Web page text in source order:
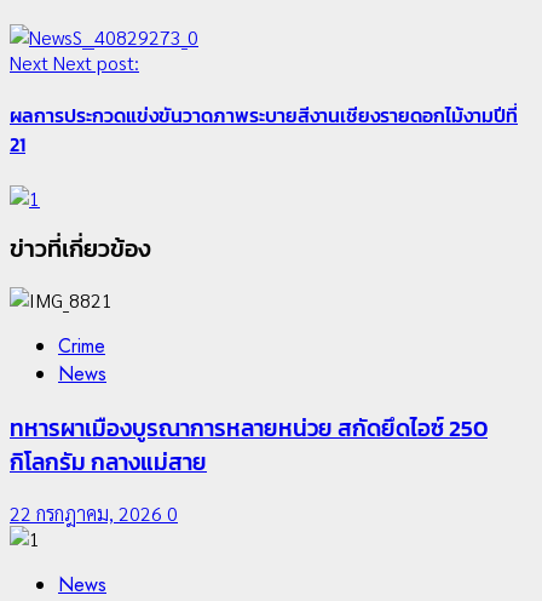
NextNext post:
ผลการประกวดแข่งขันวาดภาพระบายสีงานเชียงรายดอกไม้งามปีที่
21
ข่าวที่เกี่ยวข้อง
Crime
News
ทหารผาเมืองบูรณาการหลายหน่วย สกัดยึดไอซ์ 250
กิโลกรัม กลางแม่สาย
22 กรกฎาคม, 2026 0
News